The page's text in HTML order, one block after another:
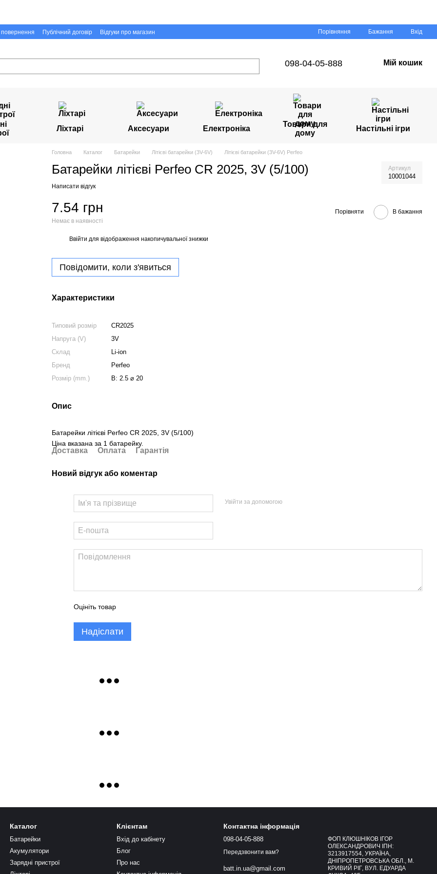
Публічний договір Відгуки про магазин Порівняння Бажання Вхід
098-04-05-888 Мій кошик
Ліхтарі Аксесуари Електроніка
Товари для
дому
Настільні ігри
Головна Каталог Батарейки Літієві батарейки (3V-6V) Літієві батарейки (3V-6V) Perfeo
Батарейки літієві Perfeo CR 2025, 3V (5/100) Артикул
10001044
Написати відгук
7.54 грн
Немає в наявності
Порівняти В бажання
Ввійти для відображення накопичувальної знижки
Повідомити, коли з'явиться
Характеристики
Типовий розмір
CR2025
Напруга (V)
3V
Склад
Li-ion
Бренд
Perfeo
Розмір (mm.)
В: 2.5 ⌀ 20
Опис
Батарейки літієві Perfeo CR 2025, 3V (5/100)
Ціна вказана за 1 батарейку.
Доставка Оплата Гарантія
Новий відгук або коментар
Увійти за допомогою
Оцініть товар
Надіслати
Каталог
Батарейки
Акумулятори
Зарядні пристрої
Клієнтам
Вхід до кабінету
Блог
Про нас
Контактна інформація
098-04-05-888
Передзвонити вам?
batt.in.ua@gmail.com
ФОП КЛЮШНІКОВ ІГОР
ОЛЕКСАНДРОВИЧ ІПН:
3213917554, УКРАЇНА,
ДНІПРОПЕТРОВСЬКА ОБЛ., М.
КРИВИЙ РІГ, ВУЛ. ЕДУАРДА